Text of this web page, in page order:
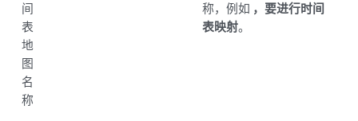
间
表
地
图
名
称
称，例如 ，要进行时间
表映射。